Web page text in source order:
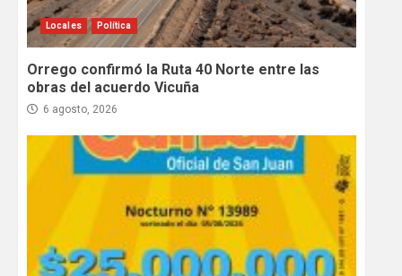
Locales Política
Orrego confirmó la Ruta 40 Norte entre las
obras del acuerdo Vicuña
6 agosto, 2026